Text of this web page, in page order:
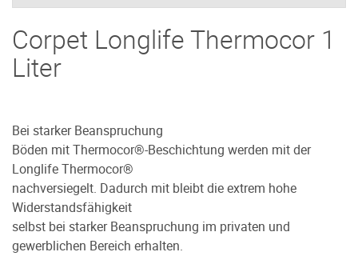
Corpet Longlife Thermocor 1
Liter
Bei starker Beanspruchung
Böden mit Thermocor®-Beschichtung werden mit der
Longlife Thermocor®
nachversiegelt. Dadurch mit bleibt die extrem hohe
Widerstandsfähigkeit
selbst bei starker Beanspruchung im privaten und
gewerblichen Bereich erhalten.